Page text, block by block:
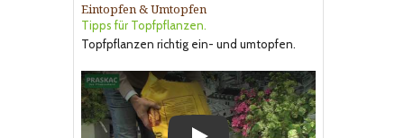
Eintopfen & Umtopfen
Tipps für Topfpflanzen.
Topfpflanzen richtig ein- und umtopfen.